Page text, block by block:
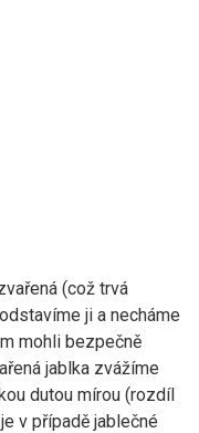
(což trvá
ji a necháme
mohli bezpečně
jablka zvážíme
dutou mírou (rozdíl
v případě jablečné